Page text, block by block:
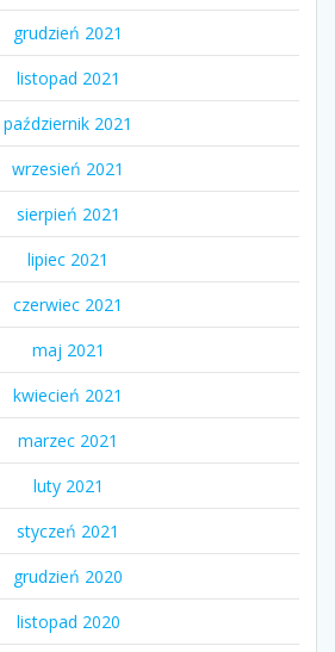
grudzień 2021
listopad 2021
październik 2021
wrzesień 2021
sierpień 2021
lipiec 2021
czerwiec 2021
maj 2021
kwiecień 2021
marzec 2021
luty 2021
styczeń 2021
grudzień 2020
listopad 2020